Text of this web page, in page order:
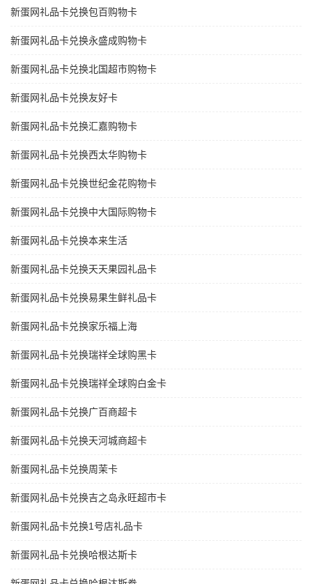
新蛋网礼品卡兑换包百购物卡
新蛋网礼品卡兑换永盛成购物卡
新蛋网礼品卡兑换北国超市购物卡
新蛋网礼品卡兑换友好卡
新蛋网礼品卡兑换汇嘉购物卡
新蛋网礼品卡兑换西太华购物卡
新蛋网礼品卡兑换世纪金花购物卡
新蛋网礼品卡兑换中大国际购物卡
新蛋网礼品卡兑换本来生活
新蛋网礼品卡兑换天天果园礼品卡
新蛋网礼品卡兑换易果生鲜礼品卡
新蛋网礼品卡兑换家乐福上海
新蛋网礼品卡兑换瑞祥全球购黑卡
新蛋网礼品卡兑换瑞祥全球购白金卡
新蛋网礼品卡兑换广百商超卡
新蛋网礼品卡兑换天河城商超卡
新蛋网礼品卡兑换周茉卡
新蛋网礼品卡兑换吉之岛永旺超市卡
新蛋网礼品卡兑换1号店礼品卡
新蛋网礼品卡兑换哈根达斯卡